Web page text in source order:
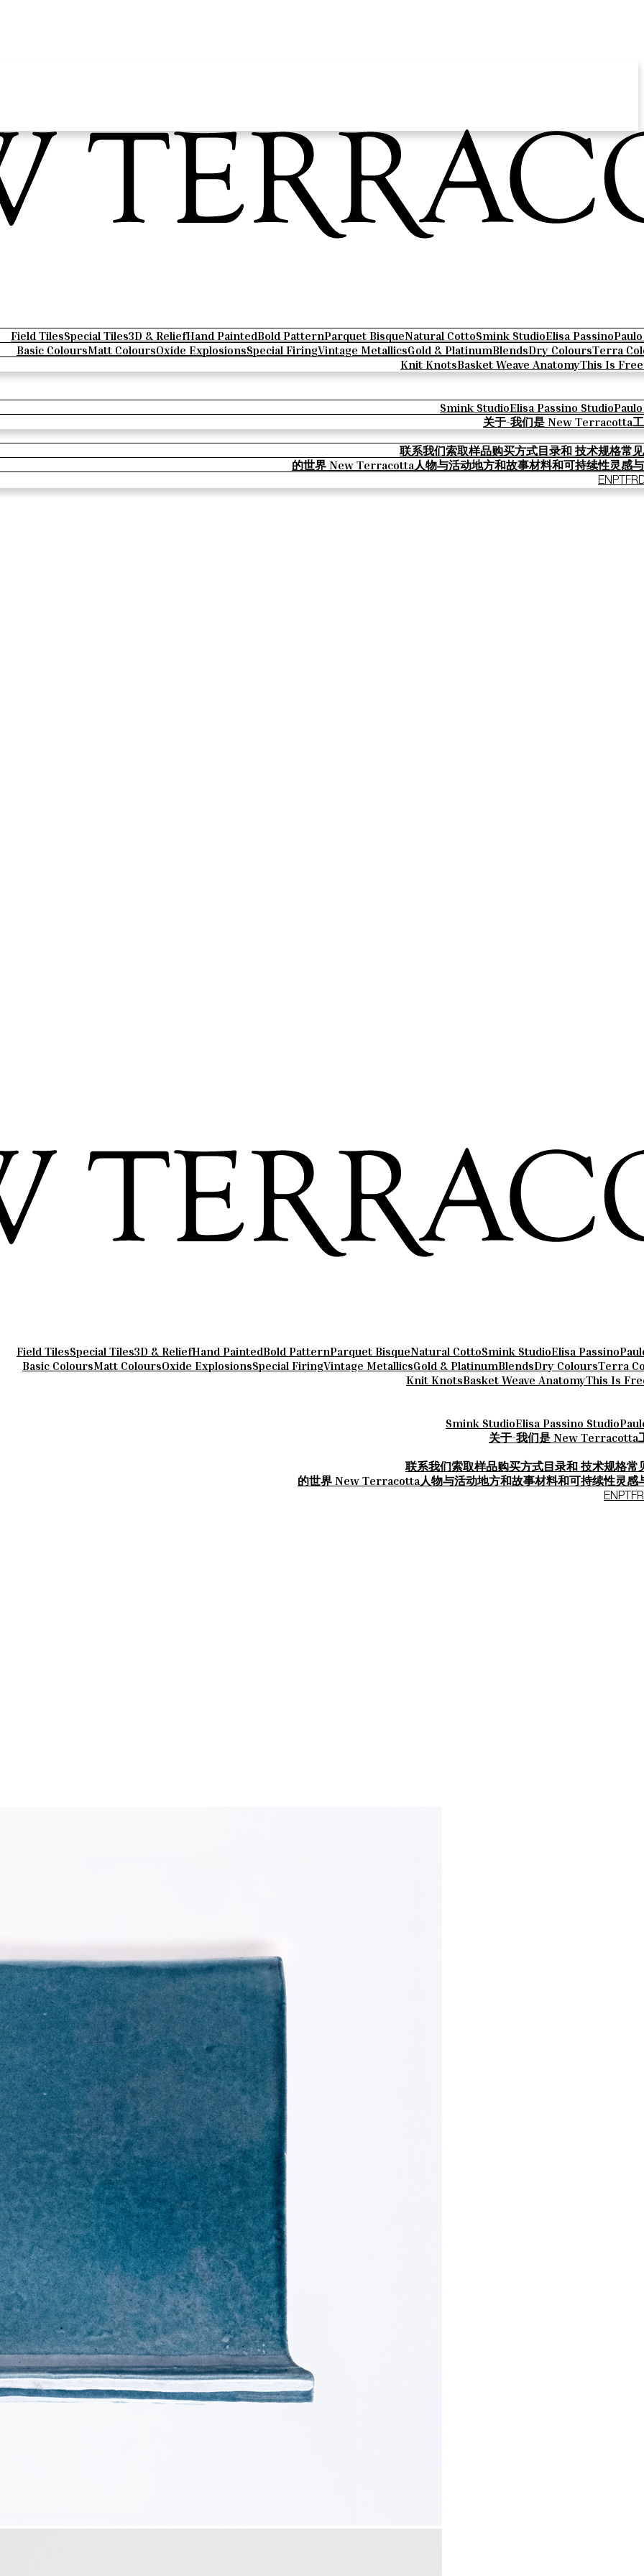
Field TilesSpecial Tiles3D & ReliefHand PaintedBold PatternParquet BisqueNatural CottoSmink StudioElisa Passino
Basic ColoursMatt ColoursOxide ExplosionsSpecial FiringVintage MetallicsGold & PlatinumBlendsDry ColoursTerra
Knit KnotsBasket Weave AnatomyThis Is
Smink StudioElisa Passino Studio
关于-我们是 New Terracotta
联系我们索取样品购买方式目录和 技术规格常
的世界 New Terracotta人物与活动地方和故事材料和可持续性灵感
EN PT FR
Field TilesSpecial Tiles3D & ReliefHand PaintedBold PatternParquet BisqueNatural CottoSmink StudioElisa Passino
Basic ColoursMatt ColoursOxide ExplosionsSpecial FiringVintage MetallicsGold & PlatinumBlendsDry ColoursTerra
Knit KnotsBasket Weave AnatomyThis Is
Smink StudioElisa Passino Studio
关于-我们是 New Terracotta
联系我们索取样品购买方式目录和 技术规格常
的世界 New Terracotta人物与活动地方和故事材料和可持续性灵感
EN PT FR